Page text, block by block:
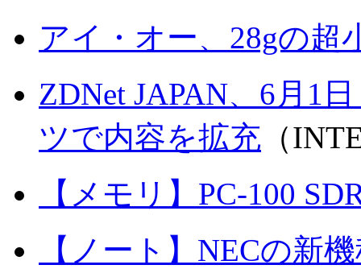
アイ・オー、28gの超
ZDNet JAPAN、6月1
ツで内容を拡充 （
【メモリ】PC-100
【ノート】NECの新